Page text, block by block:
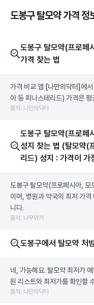
도봉구 탈모약 가격 정
도봉구 탈모약(프로페
가격 찾는 법
가격 비교 앱 [나만의닥터] 에
아 등 피나스테리드) 가격은
출처: 나만의닥터
도봉구 탈모약(프로페
성지 찾는 법 (탈모약(
리드) 성지 : 가격이
도봉구 탈모약(프로페시아,
이며, 병원과 약국의 최저 가격
니다.
출처: 나무위키
도봉구에서 탈모약 처
네, 가능해요. 탈모약 최저가
원 리스트와 최저가를 확인할
출처: 나만의닥터